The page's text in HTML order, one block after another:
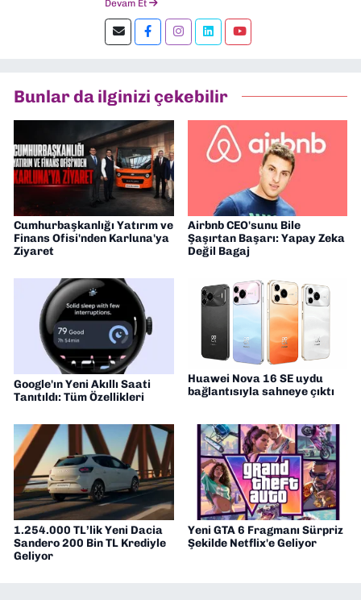
en çok ilgi duyduğum konular.
Dokuzeylul.com’da yazar olarak görev
İzmir’den teknoloji dünyasına dair
yorumlarımı paylaşıyorum. Takipte kalın!
🚀
Devam Et
Bunlar da ilginizi çekebilir
Cumhurbaşkanlığı Yatırım ve
Finans Ofisi'nden Karluna'ya
Ziyaret
Airbnb CEO'sunu Bile
Şaşırtan Başarı: Yapay Zeka
Değil Bagaj
Google'ın Yeni Akıllı Saati
Tanıtıldı: Tüm Özellikleri
Huawei Nova 16 SE uydu
bağlantısıyla sahneye çıktı
1.254.000 TL’lik Yeni Dacia
Sandero 200 Bin TL Krediyle
Geliyor
Yeni GTA 6 Fragmanı Sürpriz
Şekilde Netflix'e Geliyor